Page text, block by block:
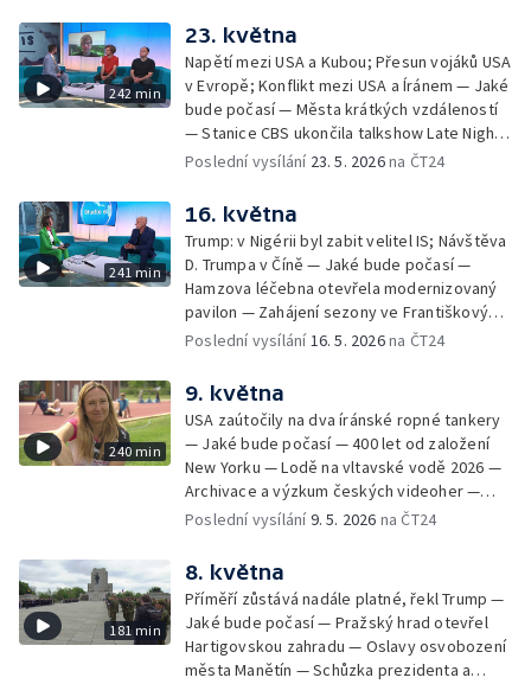
for People — Den otevřených dveří
Archeologického centra Olomouc —
Blahořečení kněží Buly a Drboly — Bahna
2026: defilé historické vojenské techniky
Podještědí — Vědci rozluštili tzv. Borgovu
šifru — Festival Karoliny Světlé —
Roztroušenou sklerózu se daří zachytit včas
— Pořad Zkraje o černých stavbách —
Dohoda o prodloužení příměří mezi USA a
Íránem — Příběhy z pitevny: povolání
soudního znalce — Mezi ploty 2026 — Velký
Paraple — LAVRS Market — Preventivní akce
Kolama dolů
242 min
23. května
Napětí mezi USA a Kubou; Přesun vojáků USA
v Evropě; Konflikt mezi USA a Íránem — Jaké
bude počasí — Města krátkých vzdáleností
— Stanice CBS ukončila talkshow Late Night
— Obnova historického větrného mlýna u
bankéře — Vědci objasňují zmizení
Franklinovy expedice — Bezpečnostní
konference Globsec — Evropský den
chráněných území v českých NP — Dálková
turistika: jak nepřecenit své síly — Čeští
hokejisté se utkají se Slováky — Zelenskyj
se zúčastní summitu NATO v Ankaře —
— Kanadská Alberta uvažuje o nezávislosti
— Dny soukromých hradů a zámků —
Prevence před vznikem požárů — Pohneme
Karlovarským krajem
Poslední vysílání 23. 5. 2026na ČT24
241 min
16. května
Trump: v Nigérii byl zabit velitel IS; Návštěva
D. Trumpa v Číně — Jaké bude počasí —
Hamzova léčebna otevřela modernizovaný
pavilon — Zahájení sezony ve Františkových
Lázních — Pochod Praha–Prčice — Černé
Pražském jaru — Brigády na léto —
Autobusový den PID na Letné — Hypertenze
už není jen chorobou seniorů — Zkraje:
česko-slovensko-polské trojmezí — Ruská
agrese na Ukrajině a výměna zajatců —
Odcizená lebka svaté Zdislavy nalezena —
100 let Domu umění v Ostravě — Měření
Festival Železné cyklotrasy — MS v ledním
hokeji
Poslední vysílání16. 5. 2026na ČT24
240 min
9. května
USA zaútočily na dva íránské ropné tankery
— Jaké bude počasí — 400 let od založení
New Yorku — Lodě na vltavské vodě 2026 —
Archivace a výzkum českých videoher —
Černé ovce: vyúčtování energií — Vztahy
přepravě vody — Kempy zahajují sezonu —
Trabi Český ráj Jinolice — Aktivita klíšťat
prudce roste — Začala Sarkandrovská pouť
smíření — Třídenní klid zbraní mezi Ruskem a
Ukrajinou — Jak začít s běháním — Ustavující
Poslední vysílání9. 5. 2026 na ČT24
181 min
8. května
Příměří zůstává nadále platné, řekl Trump —
Jaké bude počasí — Pražský hrad otevřel
Hartigovskou zahradu — Oslavy osvobození
města Manětín — Schůzka prezidenta a